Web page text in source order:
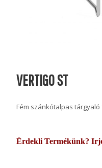
VERTIGO ST
Fém szánkótalpas
Érdekli Termékünk?